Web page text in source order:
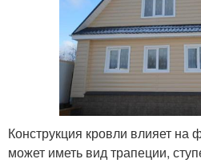
Конструкция кровли влияет
может иметь вид трапеции,